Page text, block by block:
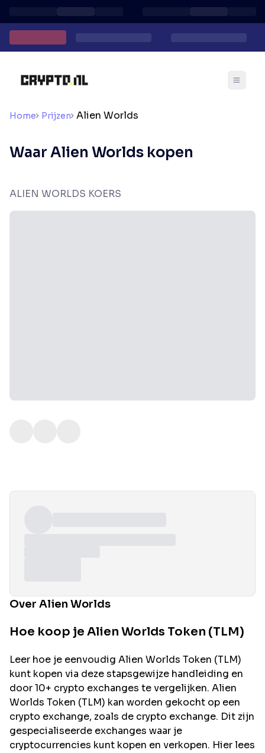
Home Prijzen Alien Worlds
Waar Alien Worlds kopen
ALIEN WORLDS KOERS
Over Alien Worlds
Hoe koop je Alien Worlds Token (TLM)
Leer hoe je eenvoudig Alien Worlds Token (TLM)
kunt kopen via deze stapsgewijze handleiding en
door 10+ crypto exchanges te vergelijken. Alien
Worlds Token (TLM) kan worden gekocht op een
crypto exchange, zoals de crypto exchange. Dit zijn
gespecialiseerde exchanges waar je
cryptocurrencies kunt kopen en verkopen. Hier lees